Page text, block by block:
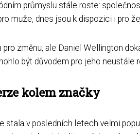
průmyslu stále roste:
muže, dnes jsou k dispozici i pro
změnu, ale Daniel Wellington
být důvodem pro jeho neustále
kolem značky
stala v posledních letech velmi